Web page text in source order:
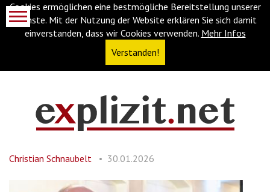
Cookies ermöglichen eine bestmögliche Bereitstellung unserer
Dienste. Mit der Nutzung der Website erklären Sie sich damit
einverstanden, dass wir Cookies verwenden. Mehr Infos
Verstanden!
(Accesskey
Christian Schnaubelt 30.01.2026